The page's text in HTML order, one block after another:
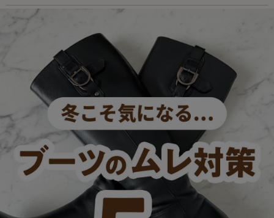
WOMEN MEN KIDS
カテゴリから探す
レッグウェア
ストッキング
- 無地ストッキング
- 柄ストッキング
インナーウェア
- ノンワイヤーブラ
ライフスタイルウェア
ボトムス
レッグウエア
ソックス・靴下
クルー・レギュラー丈ソックス
スニーカー丈・くるぶし丈ソックス
インナーウエア
メンズパンツ
ボクサー
ライフスタイルウェア
ボトムス
レッグウエア
タイツ
ソックス・靴下
クルー・レギュラー丈ソックス
インナーウエア
ノンワイヤーブラ
ブランドから探す
アスティーグ
商品選びのお手伝い